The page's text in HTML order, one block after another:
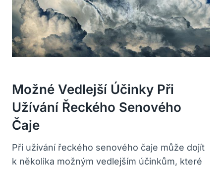
Možné Vedlejší Účinky Při
Užívání Řeckého Senového
Čaje
Při užívání řeckého senového čaje může dojít
k několika možným vedlejším účinkům, které